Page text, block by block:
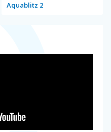
Aquablitz 2